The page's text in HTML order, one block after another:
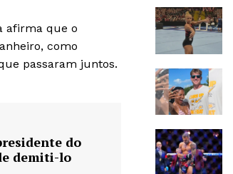
afirma que o
como
passaram juntos.
do
demiti-lo